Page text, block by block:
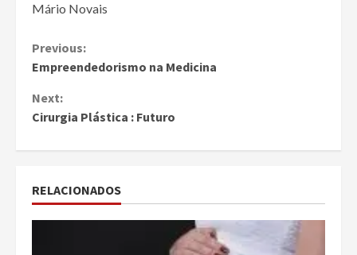
Mário Novais
Continue
Reading
Previous:
Empreendedorismo na Medicina
Next:
Cirurgia Plástica : Futuro
RELACIONADOS